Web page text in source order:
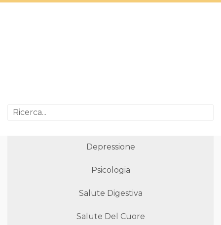
Depressione
Psicologia
Salute Digestiva
Salute Del Cuore